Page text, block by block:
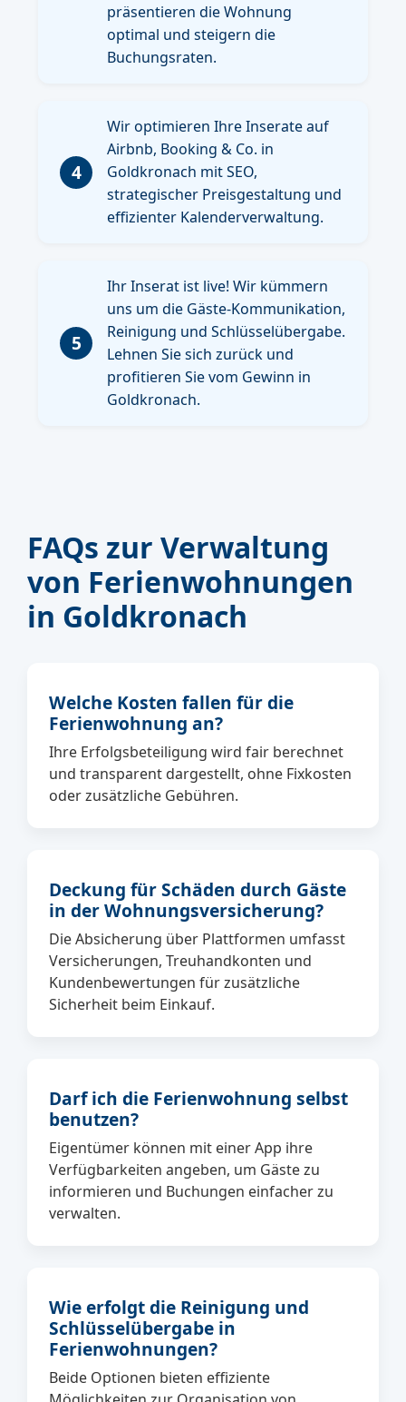
präsentieren die Wohnung
optimal und steigern die
Buchungsraten.
4
Wir optimieren Ihre Inserate auf
Airbnb, Booking & Co. in
Goldkronach mit SEO,
strategischer Preisgestaltung und
effizienter Kalenderverwaltung.
5
Ihr Inserat ist live! Wir kümmern
uns um die Gäste-Kommunikation,
Reinigung und Schlüsselübergabe.
Lehnen Sie sich zurück und
profitieren Sie vom Gewinn in
Goldkronach.
FAQs zur Verwaltung
von Ferienwohnungen
in Goldkronach
Welche Kosten fallen für die
Ferienwohnung an?
Ihre Erfolgsbeteiligung wird fair berechnet
und transparent dargestellt, ohne Fixkosten
oder zusätzliche Gebühren.
Deckung für Schäden durch Gäste
in der Wohnungsversicherung?
Die Absicherung über Plattformen umfasst
Versicherungen, Treuhandkonten und
Kundenbewertungen für zusätzliche
Sicherheit beim Einkauf.
Darf ich die Ferienwohnung selbst
benutzen?
Eigentümer können mit einer App ihre
Verfügbarkeiten angeben, um Gäste zu
informieren und Buchungen einfacher zu
verwalten.
Wie erfolgt die Reinigung und
Schlüsselübergabe in
Ferienwohnungen?
Beide Optionen bieten effiziente